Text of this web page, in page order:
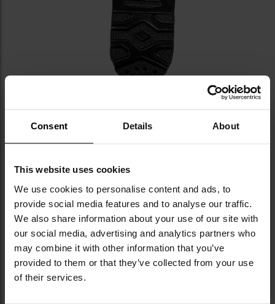
Consent Details About
This website uses cookies
We use cookies to personalise content and ads, to
provide social media features and to analyse our traffic.
We also share information about your use of our site with
our social media, advertising and analytics partners who
may combine it with other information that you’ve
provided to them or that they’ve collected from your use
of their services.
WYTRZYMAŁE SZNUROWADŁA, OCHRONA
PALCÓW I PIĘTY
Wykonane z poliestru płaskie sznurowadła są
wytrzymałe i umożliwiają mocne wiązanie bez
ściskania stopy w bucie. Dodatkowa warstwa
materiału oraz nadlana część gumowej podeszwy